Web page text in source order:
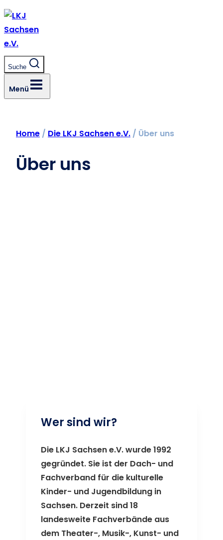
Zum
Inhalt
springen
Suche
Menü
Home / Die LKJ Sachsen e.V. / Über uns
Über uns
Wer sind wir?
Die LKJ Sachsen e.V. wurde 1992
gegründet. Sie ist der Dach- und
Fachverband für die kulturelle
Kinder- und Jugendbildung in
Sachsen. Derzeit sind 18
landesweite Fachverbände aus
dem Theater-, Musik-, Kunst- und